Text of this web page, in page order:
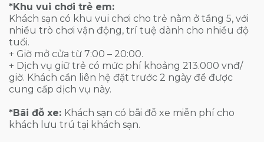
*Khu vui chơi trẻ em:
Khách sạn có khu vui chơi cho trẻ nằm ở tầng 5, với
nhiều trò chơi vận động, trí tuệ dành cho nhiều độ
tuổi.
+ Giờ mở cửa từ 7:00 – 20:00.
+ Dịch vụ giữ trẻ có mức phí khoảng 213.000 vnđ/
giờ. Khách cần liên hệ đặt trước 2 ngày để được
cung cấp dịch vụ này.
*Bãi đỗ xe: Khách sạn có bãi đỗ xe miễn phí cho
khách lưu trú tại khách sạn.